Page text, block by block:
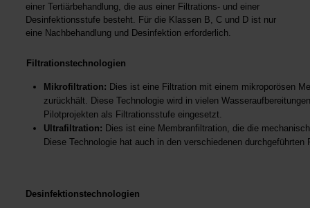
einer Tertiärbehandlung, die aus einer Filtrations- und einer
Desinfektionsstufe besteht. Für die Klassen B, C und D ist nur
eine Nachbehandlung und Desinfektion erforderlich.
Filtrationstechnologien
Mikrofiltration: Dies ist eine Filtration mit einem mikroporösen
zurückhält. Diese Technologie wird in vielen
Pilotprojekten als Filtrationsstufe eingesetzt.
Ultrafiltration: Dies ist eine Membranfiltration, die die
Diese Technologie hat auch in den verschiedenen
Desinfektionstechnologien